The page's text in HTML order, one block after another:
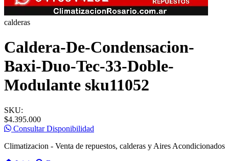
calderas
Caldera-De-Condensacion-
Baxi-Duo-Tec-33-Doble-
Modulante sku11052
SKU:
$4.395.000
Consultar Disponibilidad
Climatizacion - Venta de repuestos, calderas y Aires Acondicionados